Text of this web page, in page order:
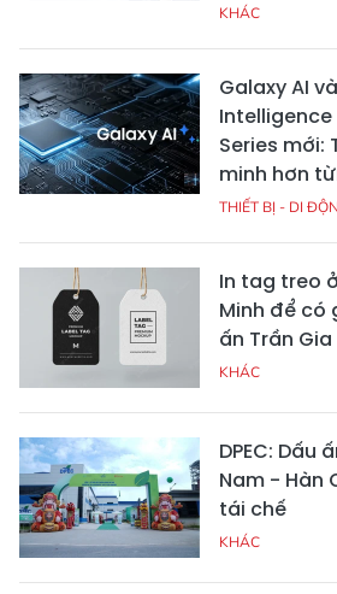
KHÁC
Galaxy AI
Intelligence
Series mới:
minh hơn
THIẾT BỊ - DI
In tag treo
Minh để có
ấn Trần Gia
KHÁC
DPEC: Dấu
Nam - Hàn
tái chế
KHÁC